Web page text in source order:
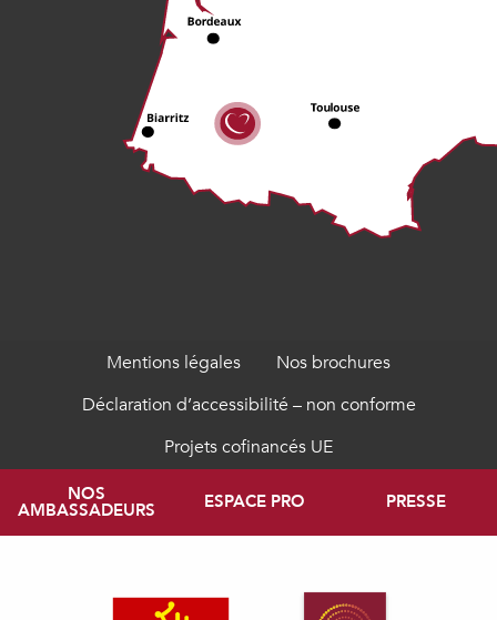
Mentions légales
Nos brochures
Déclaration d’accessibilité – non conforme
Projets cofinancés UE
NOS
AMBASSADEURS ESPACE PRO PRESSE